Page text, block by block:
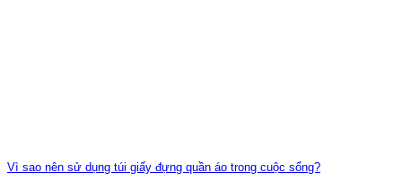
Vì sao nên sử dụng túi giấy đựng quần áo trong cuộc sống?